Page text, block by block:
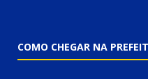
COMO CHEGAR NA